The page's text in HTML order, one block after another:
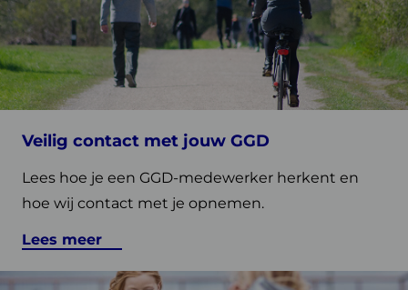
Veilig contact met jouw GGD
Lees hoe je een GGD-medewerker herkent en
hoe wij contact met je opnemen.
Lees meer
contact
met
jouw
GGD
Lees